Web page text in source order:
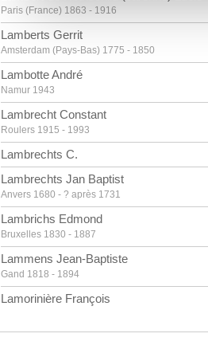
vous leur avez fournies ou
Paris (France) 1863 - 1916
Lamberts Gerrit
Amsterdam (Pays-Bas) 1775 - 1850
Lambotte André
Namur 1943
Lambrecht Constant
Roulers 1915 - 1993
Lambrechts C.
Lambrechts Jan Baptist
Anvers 1680 - ? après 1731
Lambrichs Edmond
Bruxelles 1830 - 1887
Lammens Jean-Baptiste
Gand 1818 - 1894
Lamorinière François